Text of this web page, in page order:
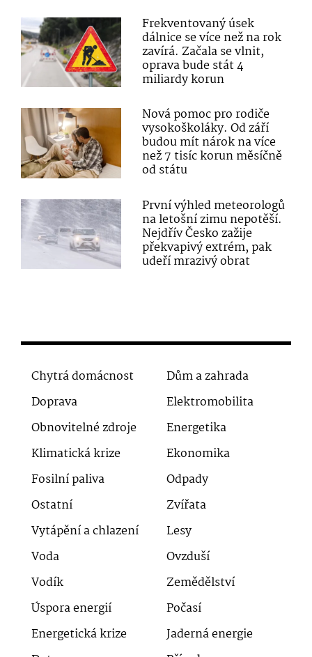
Frekventovaný úsek
dálnice se více než na rok
zavírá. Začala se vlnit,
oprava bude stát 4
miliardy korun
Nová pomoc pro rodiče
vysokoškoláky. Od září
budou mít nárok na více
než 7 tisíc korun měsíčně
od státu
První výhled meteorologů
na letošní zimu nepotěší.
Nejdřív Česko zažije
překvapivý extrém, pak
udeří mrazivý obrat
Chytrá domácnost
Dům a zahrada
Doprava
Elektromobilita
Obnovitelné zdroje
Energetika
Klimatická krize
Ekonomika
Fosilní paliva
Odpady
Ostatní
Zvířata
Vytápění a chlazení
Lesy
Voda
Ovzduší
Vodík
Zemědělství
Úspora energií
Počasí
Energetická krize
Jaderná energie